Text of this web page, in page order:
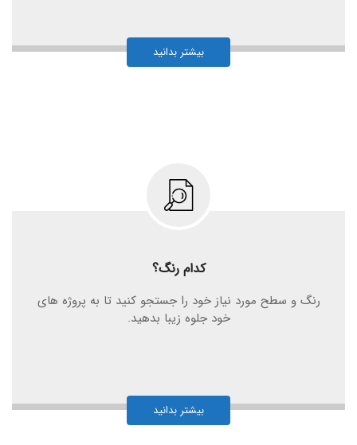
بیشتر بدانید
کدام رنگ؟
رنگ و سطح مورد نیاز خود را جستجو کنید تا به پروژه های
خود جلوه زیبا بدهید.
بیشتر بدانید